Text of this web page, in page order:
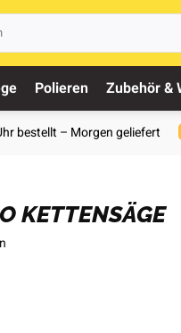
Polieren Zubehör &
bestellt – Morgen geliefert
KETTENSÄGE